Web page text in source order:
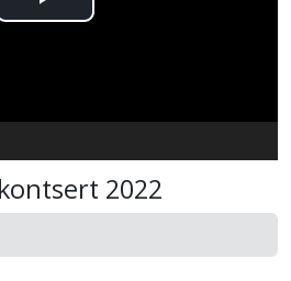
Esita
2022